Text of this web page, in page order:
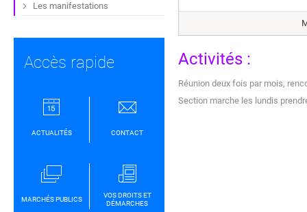
Activités :
Réunion deux fois par mois,
Section marche les lundis
Les manifestations
Accès rapide
ACTUALITÉS CONTACT
MARCHÉS PUBLICS
VOS DROITS ET
DÉMARCHES